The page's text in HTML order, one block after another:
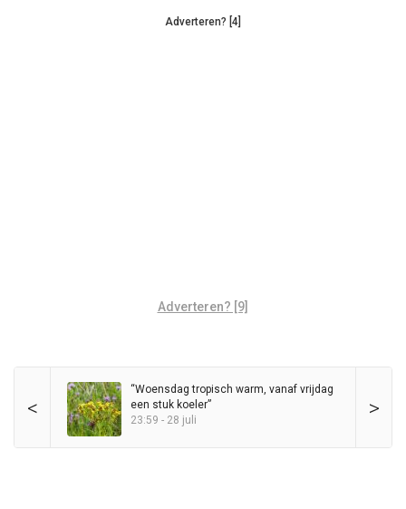
Adverteren? [4]
Adverteren? [9]
< >
“Woensdag tropisch warm, vanaf vrijdag
een stuk koeler”
23:59 - 28 juli